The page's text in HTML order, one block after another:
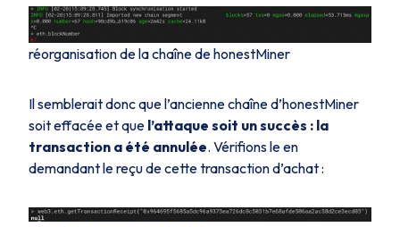
réorganisation de la chaîne de honestMiner
Il semblerait donc que l’ancienne chaîne d’honestMiner
soit effacée et que l’attaque soit un succès : la
transaction a été annulée. Vérifions le en
demandant le reçu de cette transaction d’achat :